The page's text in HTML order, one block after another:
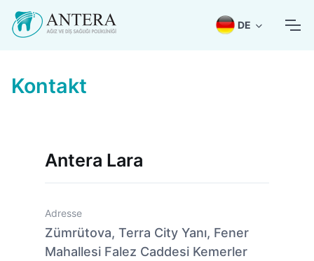
DE
Kontakt
Antera Lara
Adresse
Zümrütova, Terra City Yanı, Fener
Mahallesi Falez Caddesi Kemerler